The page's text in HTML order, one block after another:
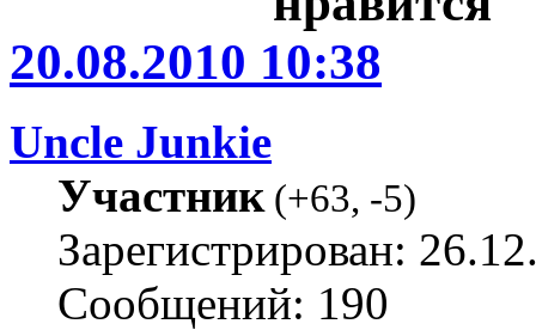
20.08.2010 10:38
Uncle Junkie
Участник(+63, -5)
Зарегистрирован:
Сообщений: 190